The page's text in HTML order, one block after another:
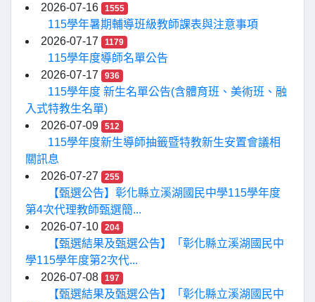
2026-07-16
1555
115學年暑期輔導班級教師課表與注意事項
2026-07-17
1179
115學年度導師名單公告
2026-07-17
936
115學年度 新生名單公告(含體育班、美術班、融
入式特教生名單)
2026-07-09
512
115學年度新生導師抽籤暨特教新生安置會議相
關訊息
2026-07-27
255
【甄選公告】彰化縣立溪湖國民中學115學年度
第4次代理教師甄選簡...
2026-07-10
204
【甄選結果及甄選公告】「彰化縣立溪湖國民中
學115學年度第2次代...
2026-07-08
197
【甄選結果及甄選公告】「彰化縣立溪湖國民中